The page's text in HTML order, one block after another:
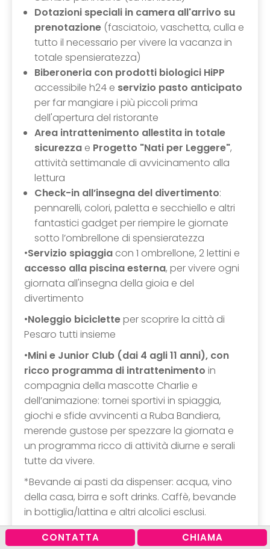
Dotazioni speciali in camera all'arrivo su
prenotazione (fasciatoio, vaschetta, culla e
tutto il necessario per vivere la vacanza in
totale spensieratezza)
Biberoneria con prodotti biologici HiPP
accessibile h24 e servizio pasto anticipato
per far mangiare i più piccoli prima
dell'apertura del ristorante
Area intrattenimento allestita in totale
sicurezza e Progetto "Nati per Leggere",
attività settimanale di avvicinamento alla
lettura
Check-in all’insegna del divertimento:
pennarelli, colori, paletta e secchiello e altri
fantastici gadget per riempire le giornate
sotto l’ombrellone di spensieratezza
•Servizio spiaggia con 1 ombrellone, 2 lettini e
accesso alla piscina esterna, per vivere ogni
giornata all'insegna della gioia e del
divertimento
•Noleggio bicicletteper scoprire la città di
Pesaro tutti insieme
•Mini e Junior Club (dai 4 agli 11 anni), con
ricco programma di intrattenimento in
compagnia della mascotte Charlie e
dell’animazione: tornei sportivi in spiaggia,
giochi e sfide avvincenti a Ruba Bandiera,
merende gustose per spezzare la giornata e
un programma ricco di attività diurne e serali
tutte da vivere.
*Bevande ai pasti da dispenser: acqua, vino
della casa, birra e soft drinks. Caffè, bevande
in bottiglia/lattina e altri alcolici esclusi.
Offerta prenotabile dal 1° al 31 luglio 2026, per
CONTATTA CHIAMA